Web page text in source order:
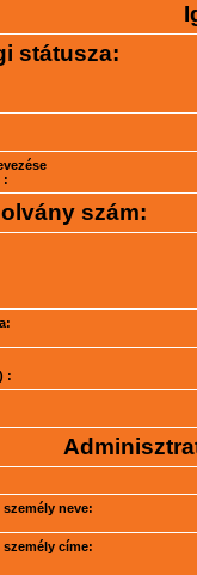
státusza:
:
szám:
:
neve:
címe: